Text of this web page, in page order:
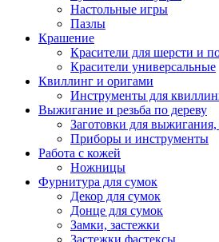
Настольные игры
Пазлы
Крашение
Красители для шерсти и
Красители универсальные
Квиллинг и оригами
Инструменты для
Выжигание и резьба по дереву
Заготовки для
Приборы и инструменты
Работа с кожей
Ножницы
Фурнитура для сумок
Декор для сумок
Донце для сумок
Замки, застежки
Застежки фастексы